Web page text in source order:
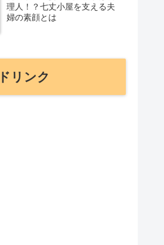
理人！？七丈小屋を支える夫
婦の素顔とは
リンク